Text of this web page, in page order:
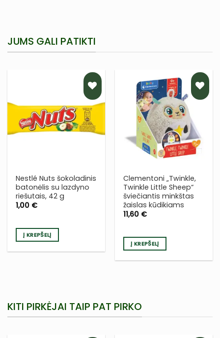
JUMS GALI PATIKTI
PRIDĖTI
Į NORŲ
SĄRAŠĄ
Nestlé Nuts šokoladinis
batonėlis su lazdyno
riešutais, 42 g
1,00 €
Į KREPŠELĮ
PRIDĖTI
Į NORŲ
SĄRAŠĄ
Clementoni „Twinkle,
Twinkle Little Sheep“
šviečiantis minkštas
žaislas kūdikiams
11,60 €
Į KREPŠELĮ
KITI PIRKĖJAI TAIP PAT PIRKO